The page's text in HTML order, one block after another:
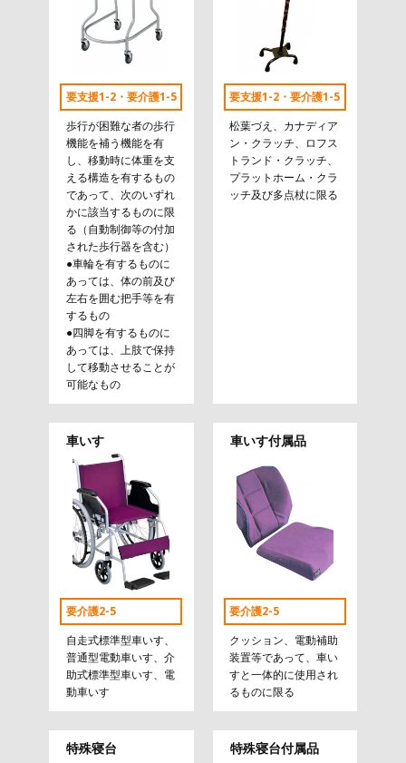
要支援1-2・要介護1-5
歩行が困難な者の歩行
機能を補う機能を有
し、移動時に体重を支
える構造を有するもの
であって、次のいずれ
かに該当するものに限
る（自動制御等の付加
された歩行器を含む）
●車輪を有するものに
あっては、体の前及び
左右を囲む把手等を有
するもの
●四脚を有するものに
あっては、上肢で保持
して移動させることが
可能なもの
要支援1-2・要介護1-5
松葉づえ、カナディア
ン・クラッチ、ロフス
トランド・クラッチ、
プラットホーム・クラ
ッチ及び多点杖に限る
車いす
要介護2-5
自走式標準型車いす、
普通型電動車いす、介
助式標準型車いす、電
動車いす
車いす付属品
要介護2-5
クッション、電動補助
装置等であって、車い
すと一体的に使用され
るものに限る
特殊寝台 特殊寝台付属品